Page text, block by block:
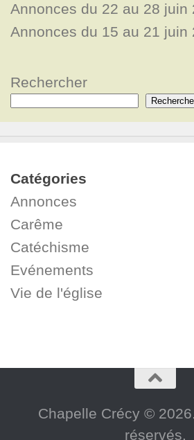
Annonces du 22 au 28 juin
Annonces du 15 au 21 juin
Rechercher
Catégories
Annonces
Carême
Catéchisme
Evénements
Vie de l'église
Chapelle Crécy ©
réservés.